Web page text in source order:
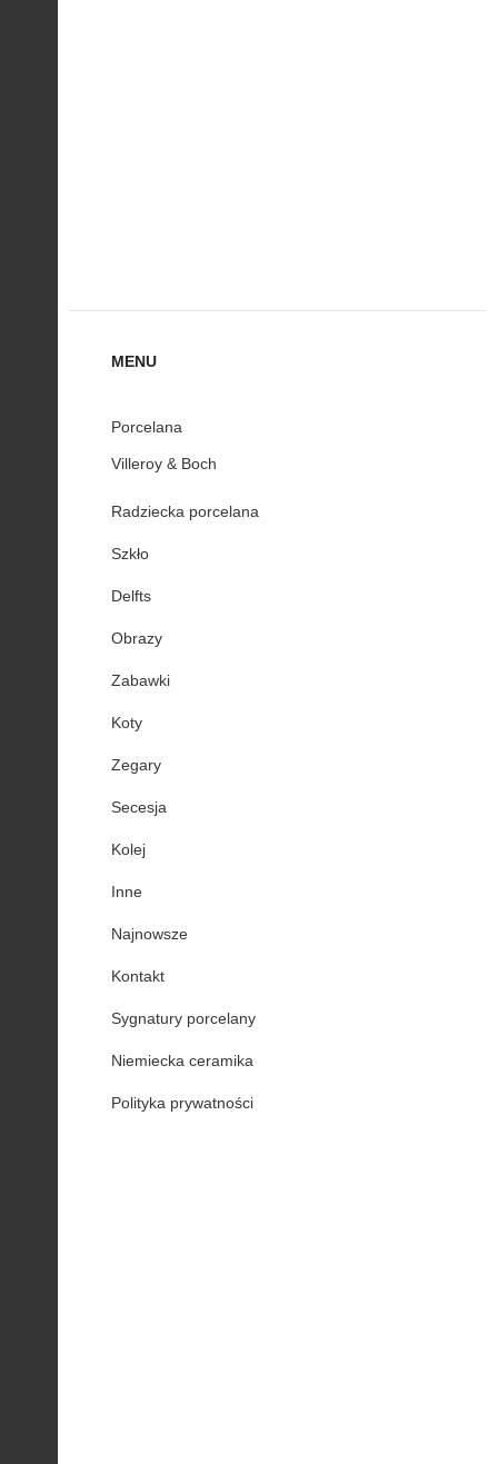
MENU
Porcelana
Villeroy & Boch
Radziecka porcelana
Szkło
Delfts
Obrazy
Zabawki
Koty
Zegary
Secesja
Kolej
Inne
Najnowsze
Kontakt
Sygnatury porcelany
Niemiecka ceramika
Polityka prywatności